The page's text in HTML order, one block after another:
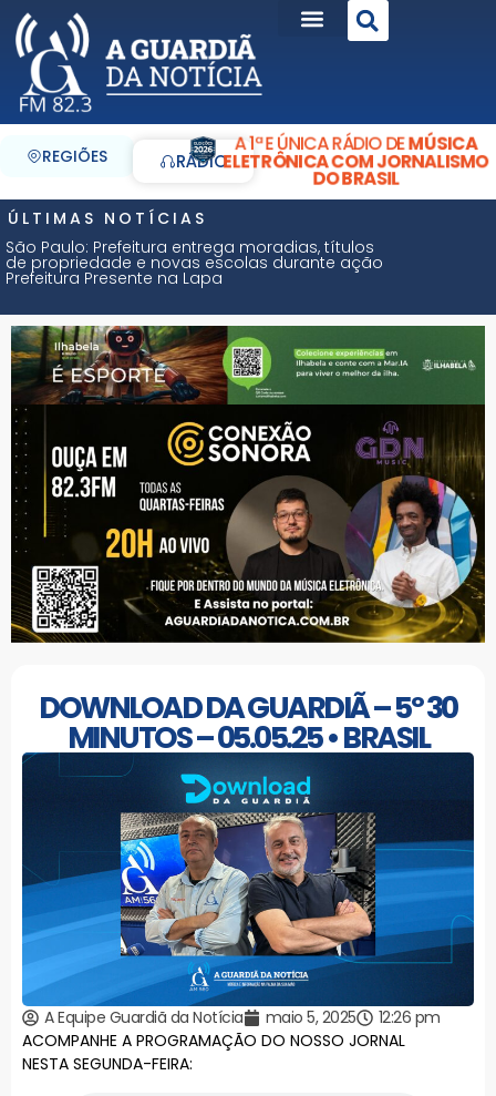
REGIÕES RÁDIO
A 1ª E ÚNICA RÁDIO DEMÚSICA
ELETRÔNICA COM JORNALISMO
DO BRASIL
ÚLTIMAS NOTÍCIAS
São Paulo: Prefeitura entrega moradias, títulos
de propriedade e novas escolas durante ação
Prefeitura Presente na Lapa
DOWNLOAD DA GUARDIÃ – 5º 30
MINUTOS – 05.05.25 • BRASIL
A Equipe Guardiã da Notícia maio 5, 2025
12:26 pm
ACOMPANHE A PROGRAMAÇÃO DO NOSSO JORNAL
NESTA SEGUNDA-FEIRA: